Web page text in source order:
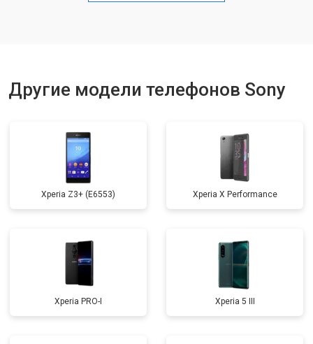
Другие модели телефонов Sony
Xperia Z3+ (E6553) Xperia X Performance
Xperia PRO-I Xperia 5 III